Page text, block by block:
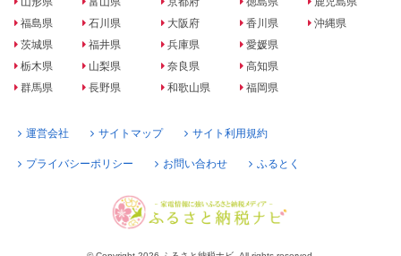
福島県
茨城県
栃木県
群馬県
石川県
福井県
山梨県
長野県
大阪府
兵庫県
奈良県
和歌山県
香川県
愛媛県
高知県
福岡県
沖縄県
運営会社 サイトマップ サイト利用規約
プライバシーポリシー お問い合わせ ふるとく